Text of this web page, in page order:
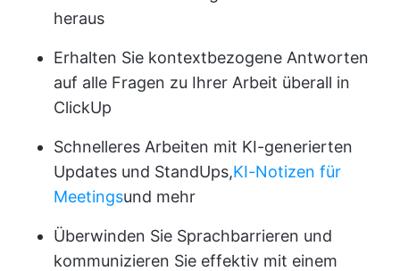
heraus
Erhalten Sie kontextbezogene Antworten
auf alle Fragen zu Ihrer Arbeit überall in
ClickUp
Schnelleres Arbeiten mit KI-generierten
Updates und StandUps,KI-Notizen für
Meetingsund mehr
Überwinden Sie Sprachbarrieren und
kommunizieren Sie effektiv mit einem